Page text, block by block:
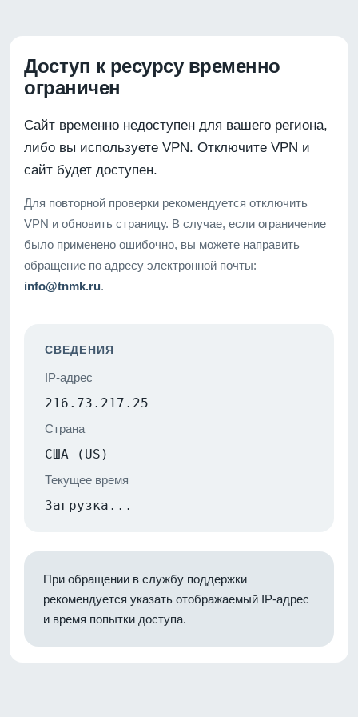
Доступ к ресурсу временно
ограничен
Сайт временно недоступен для вашего региона,
либо вы используете VPN. Отключите VPN и
сайт будет доступен.
Для повторной проверки рекомендуется отключить
VPN и обновить страницу. В случае, если ограничение
было применено ошибочно, вы можете направить
обращение по адресу электронной почты:
info@tnmk.ru.
СВЕДЕНИЯ
IP-адрес
216.73.217.25
Страна
США (US)
Текущее время
Загрузка...
При обращении в службу поддержки
рекомендуется указать отображаемый IP-адрес
и время попытки доступа.